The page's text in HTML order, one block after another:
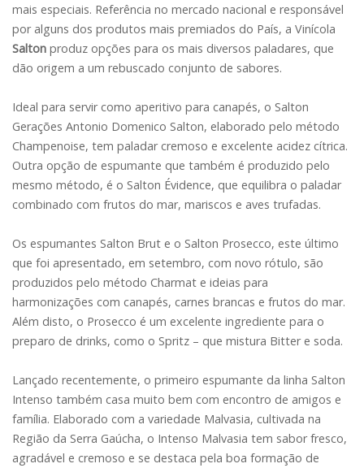
mais especiais. Referência no mercado nacional e responsável
por alguns dos produtos mais premiados do País, a Vinícola
Salton produz opções para os mais diversos paladares, que
dão origem a um rebuscado conjunto de sabores.
Ideal para servir como aperitivo para canapés, o Salton
Gerações Antonio Domenico Salton, elaborado pelo método
Champenoise, tem paladar cremoso e excelente acidez cítrica.
Outra opção de espumante que também é produzido pelo
mesmo método, é o Salton Évidence, que equilibra o paladar
combinado com frutos do mar, mariscos e aves trufadas.
Os espumantes Salton Brut e o Salton Prosecco, este último
que foi apresentado, em setembro, com novo rótulo, são
produzidos pelo método Charmat e ideias para
harmonizações com canapés, carnes brancas e frutos do mar.
Além disto, o Prosecco é um excelente ingrediente para o
preparo de drinks, como o Spritz – que mistura Bitter e soda.
Lançado recentemente, o primeiro espumante da linha Salton
Intenso também casa muito bem com encontro de amigos e
família. Elaborado com a variedade Malvasia, cultivada na
Região da Serra Gaúcha, o Intenso Malvasia tem sabor fresco,
agradável e cremoso e se destaca pela boa formação de